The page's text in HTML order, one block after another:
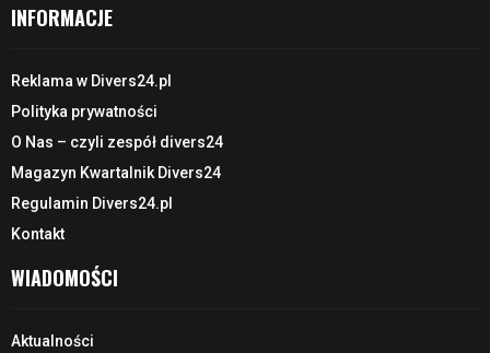
INFORMACJE
Reklama w Divers24.pl
Polityka prywatności
O Nas – czyli zespół divers24
Magazyn Kwartalnik Divers24
Regulamin Divers24.pl
Kontakt
WIADOMOŚCI
Aktualności